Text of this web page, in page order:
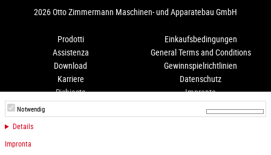
Notwendig
Details
Impronta
2026 Otto Zimmermann Maschinen- und Apparatebau GmbH
Prodotti
Assistenza
Download
Karriere
Richiesta
Come arrivare
Einkaufsbedingungen
General Terms and Conditions
Gewinnspielrichtlinien
Datenschutz
Impronta
Hinweisgeberschutz